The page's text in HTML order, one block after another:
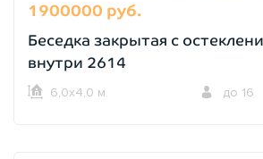
1900000 руб.
Беседка закрытая с
внутри 2614
6,0х4,0 м. до 16